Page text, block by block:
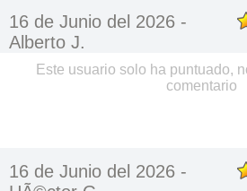
16 de Junio del 2026 -
Alberto J.
Este usuario solo ha puntuado,
comentario
16 de Junio del 2026 -